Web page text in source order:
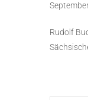
Rudolf